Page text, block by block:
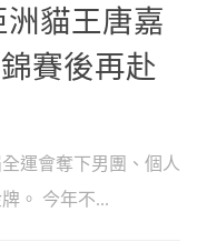
洲貓王唐嘉
賽後再赴
運會奪下男團、個人
。 今年不...